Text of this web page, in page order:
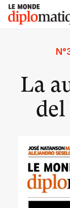
Skip
content
Le monde
La